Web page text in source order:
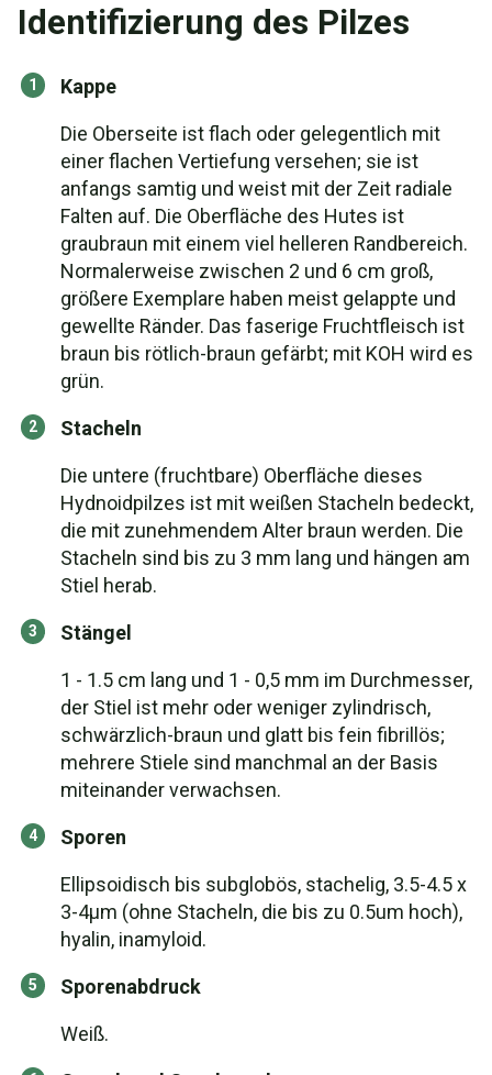
Identifizierung des Pilzes
Kappe
Die Oberseite ist flach oder gelegentlich mit
einer flachen Vertiefung versehen; sie ist
anfangs samtig und weist mit der Zeit radiale
Falten auf. Die Oberfläche des Hutes ist
graubraun mit einem viel helleren Randbereich.
Normalerweise zwischen 2 und 6 cm groß,
größere Exemplare haben meist gelappte und
gewellte Ränder. Das faserige Fruchtfleisch ist
braun bis rötlich-braun gefärbt; mit KOH wird es
grün.
Stacheln
Die untere (fruchtbare) Oberfläche dieses
Hydnoidpilzes ist mit weißen Stacheln bedeckt,
die mit zunehmendem Alter braun werden. Die
Stacheln sind bis zu 3 mm lang und hängen am
Stiel herab.
Stängel
1 - 1.5 cm lang und 1 - 0,5 mm im Durchmesser,
der Stiel ist mehr oder weniger zylindrisch,
schwärzlich-braun und glatt bis fein fibrillös;
mehrere Stiele sind manchmal an der Basis
miteinander verwachsen.
Sporen
Ellipsoidisch bis subglobös, stachelig, 3.5-4.5 x
3-4μm (ohne Stacheln, die bis zu 0.5um hoch),
hyalin, inamyloid.
Sporenabdruck
Weiß.